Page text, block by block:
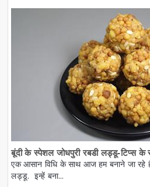
बूंदी के स्पेशल जोधपुरी रबडी लड्डू-टिप्स के
एक आसान विधि के साथ आज हम बनाने जा रहे
लड्डू. इन्हें बना...